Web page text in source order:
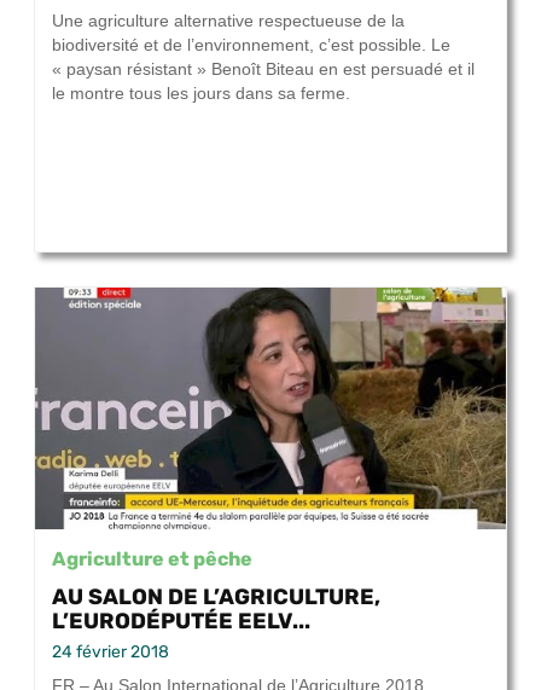
Une agriculture alternative respectueuse de la
biodiversité et de l’environnement, c’est possible. Le
« paysan résistant » Benoît Biteau en est persuadé et il
le montre tous les jours dans sa ferme.
Agriculture et pêche
AU SALON DE L’AGRICULTURE,
L’EURODÉPUTÉE EELV...
24 février 2018
FR – Au Salon International de l’Agriculture 2018,